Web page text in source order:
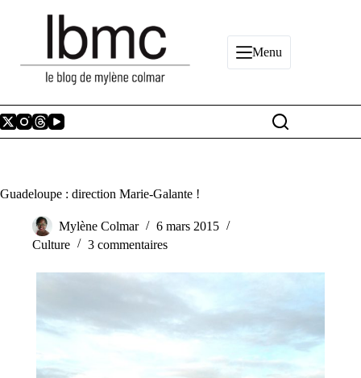
Menu
Guadeloupe : direction Marie-Galante !
Mylène Colmar
6 mars 2015
Culture
3 commentaires